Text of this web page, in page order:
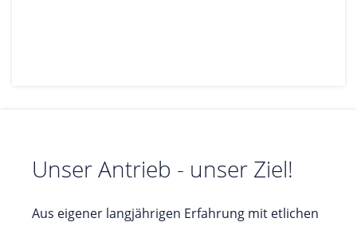
Unser Antrieb - unser Ziel!
Aus eigener langjährigen Erfahrung mit etlichen